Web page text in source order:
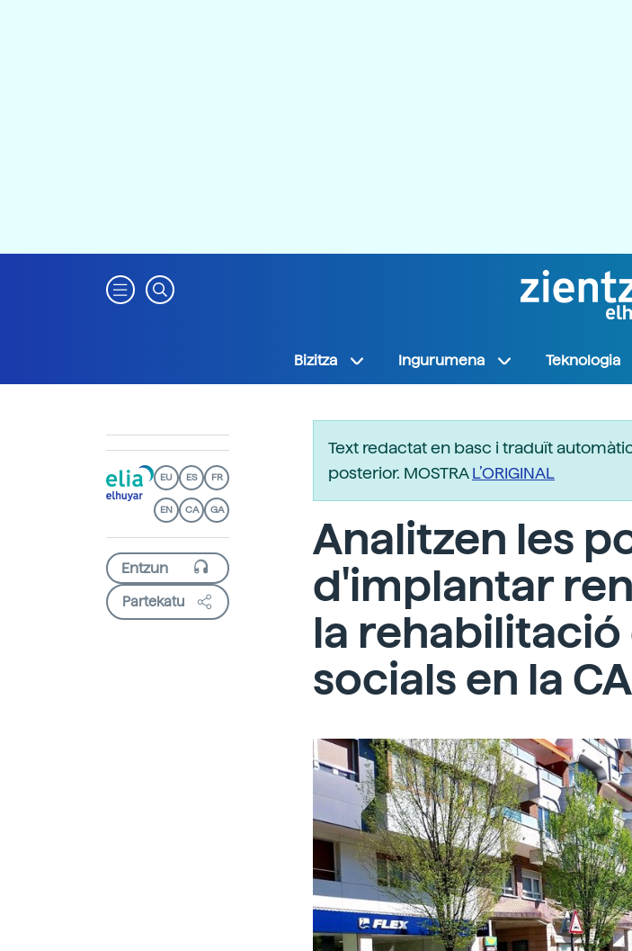
Bizitza Ingurumena Teknologia
EU ES FR
EN CA GA
Partekatu
Text redactat en basc i traduït
posterior. MOSTRAL’ORIGINAL
Analitzen les
d'implantar
la
socials en la